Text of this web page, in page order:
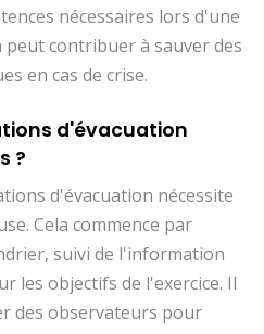
nécessaires lors d'une
peut contribuer à sauver des
en cas de crise.
d'évacuation
?
d'évacuation nécessite
Cela commence par
suivi de l'information
les objectifs de l'exercice. Il
des observateurs pour